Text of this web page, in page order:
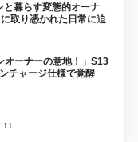
と暮らす変態的オーナ
取り憑かれた日常に迫
オーナーの意地！」S13
チャージ仕様で覚醒